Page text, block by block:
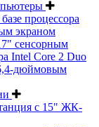
процессора
экраном
сенсорным
Intel Core 2 Duo
дюймовым
с 15" ЖК-